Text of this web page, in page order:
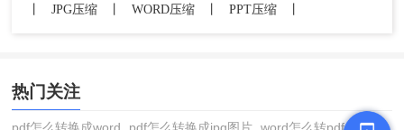
丨
JPG压缩 丨 WORD压缩 丨 PPT压缩 丨
热门关注
pdf怎么转换成word pdf怎么转换成jpg图片 word怎么转pdf